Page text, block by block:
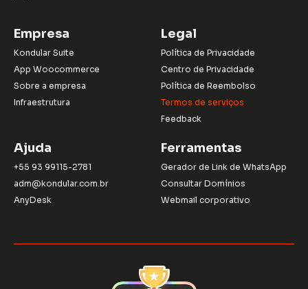
Empresa
Kondular Suite
App Woocommerce
Sobre a empresa
Infraestrutura
Legal
Política de Privacidade
Centro de Privacidade
Política de Reembolso
Termos de serviços
Feedback
Ajuda
+55 93 99115-2781
adm@kondular.com.br
AnyDesk
Ferramentas
Gerador de Link de WhatsApp
Consultar Domínios
Webmail corporativo